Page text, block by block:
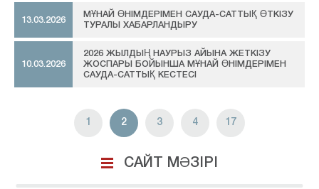
13.03.2026
МҰНАЙ ӨНІМДЕРІМЕН САУДА-САТТЫҚ ӨТКІЗУ
ТУРАЛЫ ХАБАРЛАНДЫРУ
10.03.2026
2026 ЖЫЛДЫҢ НАУРЫЗ АЙЫНА ЖЕТКІЗУ
ЖОСПАРЫ БОЙЫНША МҰНАЙ ӨНІМДЕРІМЕН
САУДА-САТТЫҚ КЕСТЕСІ
1 2 3 4 17
САЙТ МӘЗІРІ